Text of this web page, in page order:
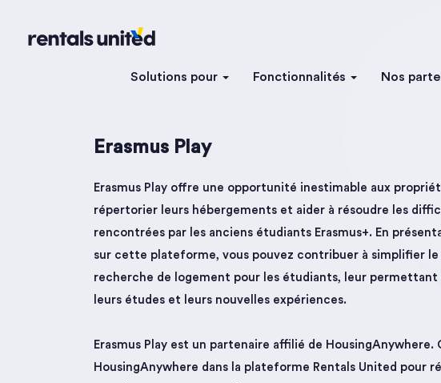
Solutions pour Fonctionnalités Nos
Erasmus Play
Erasmus Play offre une opportunité inestimable aux
répertorier leurs hébergements et aider à résoudre les
rencontrées par les anciens étudiants Erasmus+. En
sur cette plateforme, vous pouvez contribuer à simplifier le
recherche de logement pour les étudiants, leur permettant
leurs études et leurs nouvelles expériences.
Erasmus Play est un partenaire affilié de HousingAnywhere.
HousingAnywhere dans la plateforme Rentals United pour